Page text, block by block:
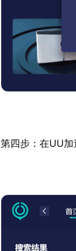
第四步：在UU